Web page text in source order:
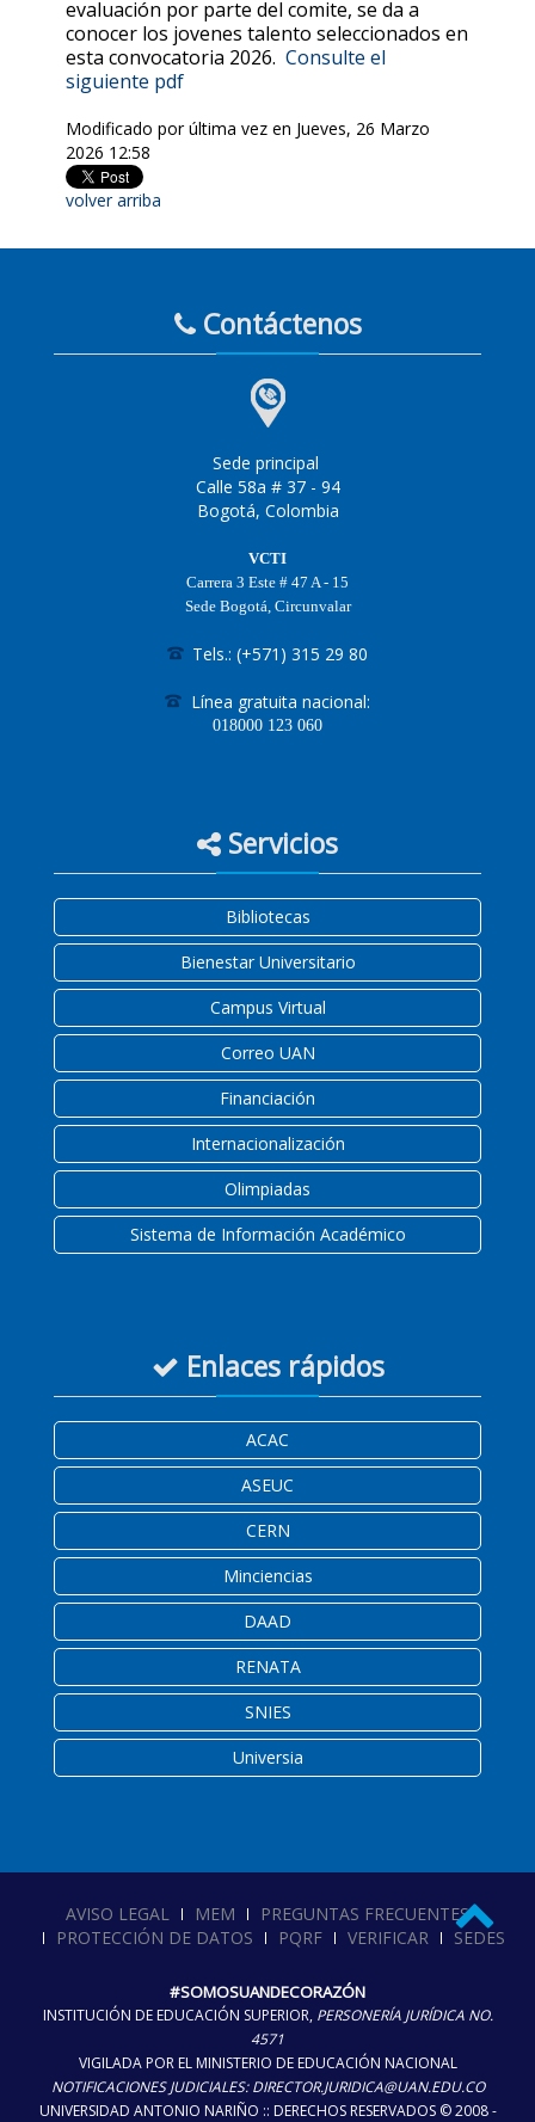
evaluación por parte del comite, se da a
conocer los jovenes talento seleccionados en
esta convocatoria 2026. Consulte el
siguiente pdf
Modificado por última vez en Jueves, 26 Marzo
2026 12:58
volver arriba
Contáctenos
Sede principal
Calle 58a # 37 - 94
Bogotá, Colombia
VCTI
Carrera 3 Este # 47 A - 15
Sede Bogotá, Circunvalar
Tels.: (+571) 315 29 80
Línea gratuita nacional:
018000 123 060
Servicios
Bibliotecas
Bienestar Universitario
Campus Virtual
Correo UAN
Financiación
Internacionalización
Olimpiadas
Sistema de Información Académico
Enlaces rápidos
ACAC
ASEUC
CERN
Minciencias
DAAD
RENATA
SNIES
Universia
AVISO LEGAL MEM
PREGUNTAS FRECUENTES
PROTECCIÓN DE DATOS
PQRF VERIFICAR SEDES
#SOMOSUANDECORAZÓN
INSTITUCIÓN DE EDUCACIÓN SUPERIOR, PERSONERÍA JURÍDICA NO.
4571
VIGILADA POR EL MINISTERIO DE EDUCACIÓN NACIONAL
NOTIFICACIONES JUDICIALES: DIRECTOR.JURIDICA@UAN.EDU.CO
UNIVERSIDAD ANTONIO NARIÑO :: DERECHOS RESERVADOS © 2008 -